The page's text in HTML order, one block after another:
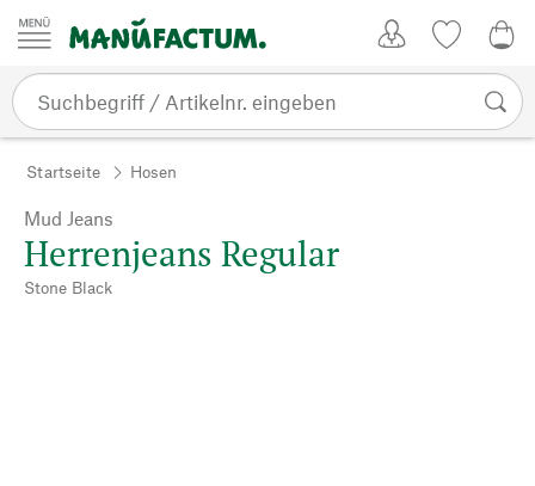
Zum Inhalt springen
Startseite Hosen
Mud Jeans
Herrenjeans Regular
Stone Black